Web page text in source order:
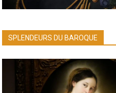
SPLENDEURS DU BAROQUE